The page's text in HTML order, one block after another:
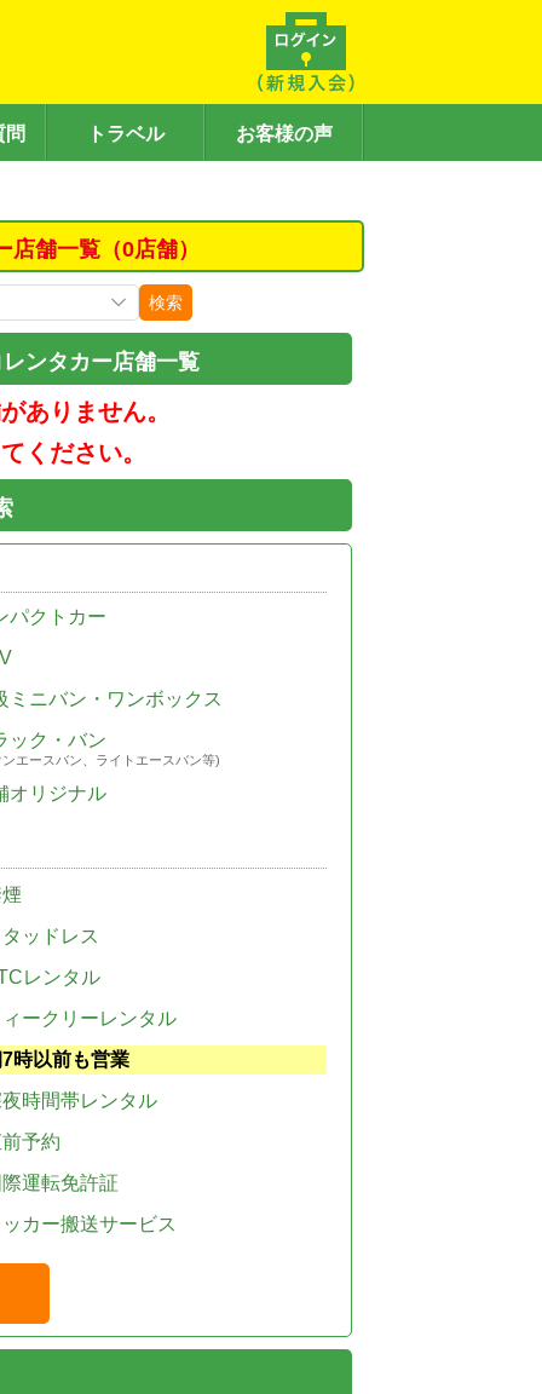
問 トラベル お客様の声
舗一覧（0店舗）
検索
ンタカー店舗一覧
ありません。
ください。
パクトカー
ミニバン・ワンボックス
ック・バン
エースバン、ライトエースバン等)
オリジナル
ッドレス
レンタル
ークリーレンタル
時以前も営業
時間帯レンタル
予約
運転免許証
カー搬送サービス